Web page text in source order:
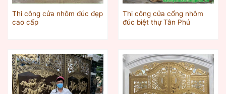
Thi công cửa nhôm đúc đẹp
cao cấp
Thi công cửa cổng nhôm
đúc biệt thự Tân Phú